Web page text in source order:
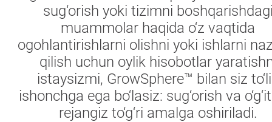
sug‘orish yoki tizimni
muammolar haqida o‘z vaqtida
ogohlantirishlarni olishni yoki ishlarni
qilish uchun oylik hisobotlar
istaysizmi, GrowSphere™ bilan siz
ishonchga ega bo‘lasiz: sug‘orish va
rejangiz to‘g‘ri amalga oshiriladi.